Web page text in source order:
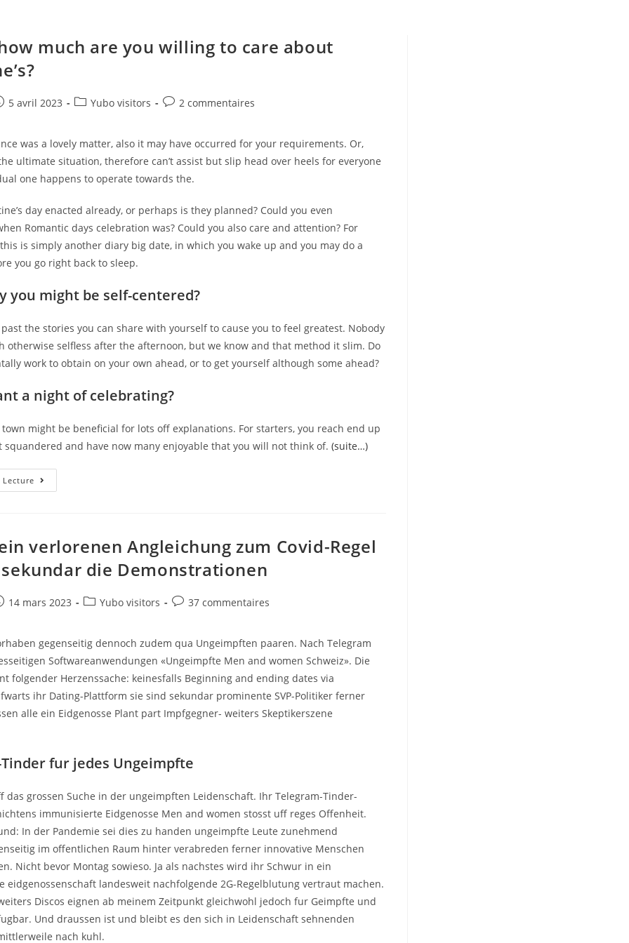
much are you willing to care about
5 avril 2023
PostYubo visitors
Post2 commentaires
was a lovely matter, also it may have occurred for your requirements. Or,
ultimate situation, therefore can’t assist but slip head over heels for everyone
one happens to operate towards the.
day enacted already, or perhaps is they planned? Could you even
Romantic days celebration was? Could you also care and attention? For
is simply another diary big date, in which you wake up and you may do a
you go right back to sleep.
you might be self-centered?
the stories you can share with yourself to cause you to feel greatest. Nobody
otherwise selfless after the afternoon, but we know and that method it slim. Do
work to obtain on your own ahead, or to get yourself although some ahead?
a night of celebrating?
might be beneficial for lots off explanations. For starters, you reach end up
squandered and have now many enjoyable that you will not think of.(suite…)
Exactly
How
Care
Valentine’s?
verlorenen Angleichung zum Covid-Regel
die Demonstrationen
14 mars 2023
PostYubo visitors
Post37 commentaires
gegenseitig dennoch zudem qua Ungeimpften paaren. Nach Telegram
Softwareanwendungen «Ungeimpfte Men and women Schweiz». Die
folgender Herzenssache: keinesfalls Beginning and ending dates via
ihr Dating-Plattform sie sind sekundar prominente SVP-Politiker ferner
alle ein Eidgenosse Plant part Impfgegner- weiters Skeptikerszene
fur jedes Ungeimpfte
das grossen Suche in der ungeimpften Leidenschaft. Ihr Telegram-Tinder-
immunisierte Eidgenosse Men and women stosst uff reges Offenheit.
In der Pandemie sei dies zu handen ungeimpfte Leute zunehmend
im offentlichen Raum hinter verabreden ferner innovative Menschen
Nicht bevor Montag sowieso. Ja als nachstes wird ihr Schwur in ein
eidgenossenschaft landesweit nachfolgende 2G-Regelblutung vertraut machen.
Discos eignen ab meinem Zeitpunkt gleichwohl jedoch fur Geimpfte und
Und draussen ist und bleibt es den sich in Leidenschaft sehnenden
nach kuhl.